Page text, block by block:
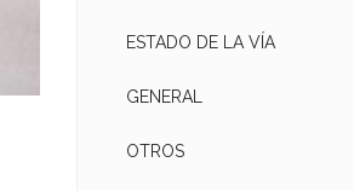
ESTADO DE LA VÍA
GENERAL
OTROS